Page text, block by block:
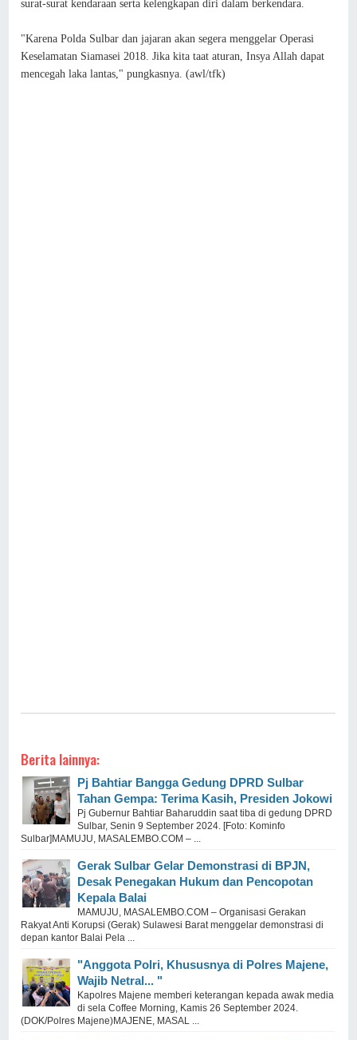
surat-surat kendaraan serta kelengkapan diri dalam berkendara.
"Karena Polda Sulbar dan jajaran akan segera menggelar Operasi
Keselamatan Siamasei 2018. Jika kita taat aturan, Insya Allah dapat
mencegah laka lantas," pungkasnya. (awl/tfk)
Berita lainnya:
Pj Bahtiar Bangga Gedung DPRD Sulbar
Tahan Gempa: Terima Kasih, Presiden Jokowi
Pj Gubernur Bahtiar Baharuddin saat tiba di gedung DPRD
Sulbar, Senin 9 September 2024. [Foto: Kominfo
Sulbar]MAMUJU, MASALEMBO.COM – ...
Gerak Sulbar Gelar Demonstrasi di BPJN,
Desak Penegakan Hukum dan Pencopotan
Kepala Balai
MAMUJU, MASALEMBO.COM – Organisasi Gerakan
Rakyat Anti Korupsi (Gerak) Sulawesi Barat menggelar demonstrasi di
depan kantor Balai Pela ...
"Anggota Polri, Khususnya di Polres Majene,
Wajib Netral... "
Kapolres Majene memberi keterangan kepada awak media
di sela Coffee Morning, Kamis 26 September 2024.
(DOK/Polres Majene)MAJENE, MASAL ...